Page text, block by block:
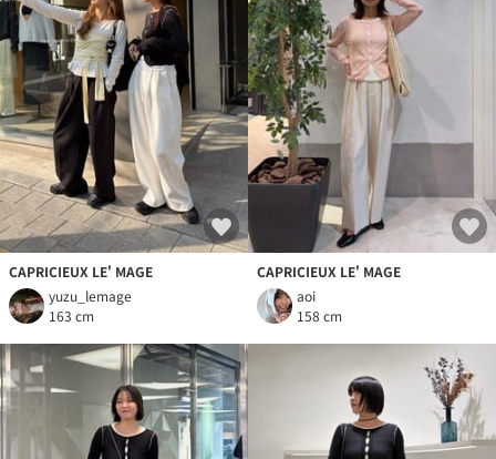
CAPRICIEUX LE' MAGE
yuzu_lemage
163 cm
CAPRICIEUX LE' MAGE
aoi
158 cm